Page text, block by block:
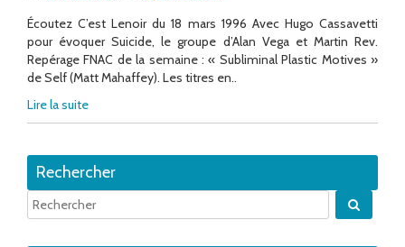
Écoutez C’est Lenoir du 18 mars 1996 Avec Hugo Cassavetti
pour évoquer Suicide, le groupe d’Alan Vega et Martin Rev.
Repérage FNAC de la semaine : « Subliminal Plastic Motives »
de Self (Matt Mahaffey). Les titres en..
Lire la suite
Rechercher